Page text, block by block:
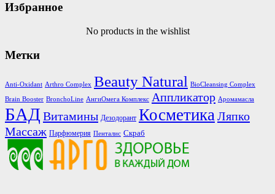
Избранное
No products in the wishlist
Метки
Anti-Oxidant Arthro Complex Beauty Natural BioCleansing Complex
Brain Booster BronchoLine АнгиОмега Комплекс Аппликатор Аромамасла
БАД Витамины Дезодорант КосметикаЛяпко
Массаж Парфюмерия Пенталис Скраб